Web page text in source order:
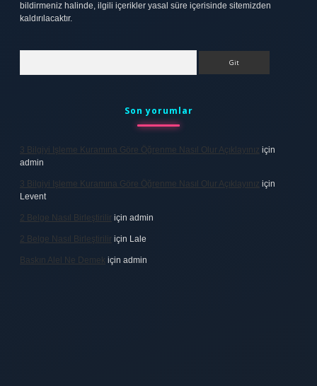
bildirmeniz halinde, ilgili içerikler yasal süre içerisinde sitemizden
kaldırılacaktır.
Son yorumlar
3 Bilgiyi Işleme Kuramına Göre Öğrenme Nasıl Olur Açıklayınız için
admin
3 Bilgiyi Işleme Kuramına Göre Öğrenme Nasıl Olur Açıklayınız için
Levent
2 Belge Nasıl Birleştirilir için admin
2 Belge Nasıl Birleştirilir için Lale
Baskın Alel Ne Demek için admin